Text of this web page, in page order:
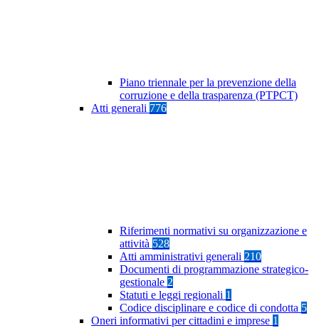
Piano triennale per la prevenzione della
corruzione e della trasparenza (PTPCT)
Atti generali 776
Riferimenti normativi su organizzazione e
attività 528
Atti amministrativi generali 210
Documenti di programmazione strategico-
gestionale 2
Statuti e leggi regionali 1
Codice disciplinare e codice di condotta 5
Oneri informativi per cittadini e imprese 1